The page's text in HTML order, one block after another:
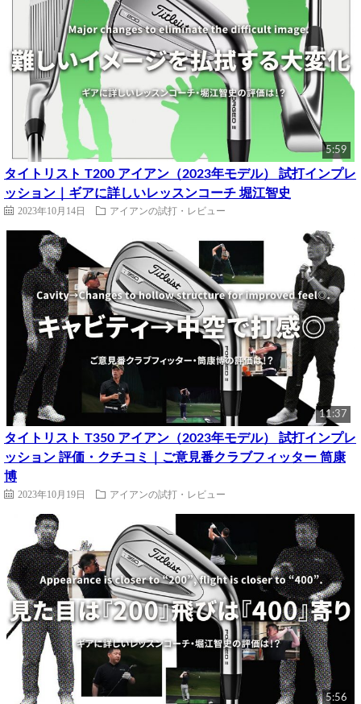
5:59
タイトリスト T200 アイアン（2023年モデル） 試打インプレ
ッション｜ギアに詳しいレッスンコーチ 堀江智史
2023年10月14日 アイアンの試打・レビュー
11:37
タイトリスト T350 アイアン（2023年モデル） 試打インプレ
ッション 評価・クチコミ｜ご意見番クラブフィッター 筒康
博
2023年10月19日 アイアンの試打・レビュー
5:56